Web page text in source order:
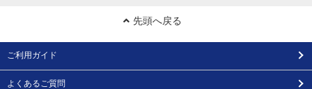
先頭へ戻る
ご利用ガイド
よくあるご質問